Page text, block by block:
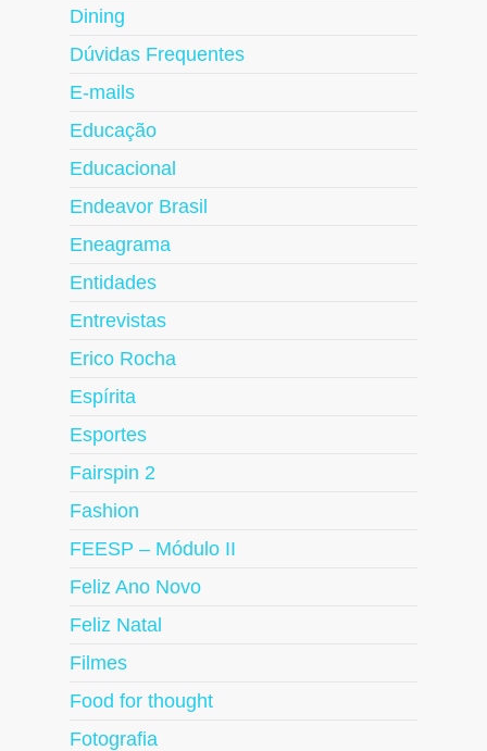
Dining
Dúvidas Frequentes
E-mails
Educação
Educacional
Endeavor Brasil
Eneagrama
Entidades
Entrevistas
Erico Rocha
Espírita
Esportes
Fairspin 2
Fashion
FEESP – Módulo II
Feliz Ano Novo
Feliz Natal
Filmes
Food for thought
Fotografia